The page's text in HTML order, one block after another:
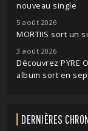
nouveau single
5 août 2026
MORTIIS sort un
3 août 2026
Découvrez PYRE
album sort en
DERNIÈRES